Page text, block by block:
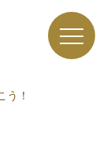
う！